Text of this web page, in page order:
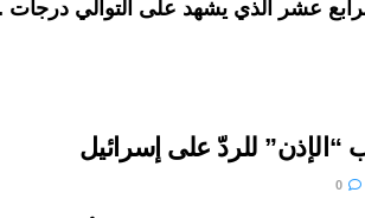
عشر الذي يشهد على التوالي درجات
“الإذن” للردّ على إسرائيل